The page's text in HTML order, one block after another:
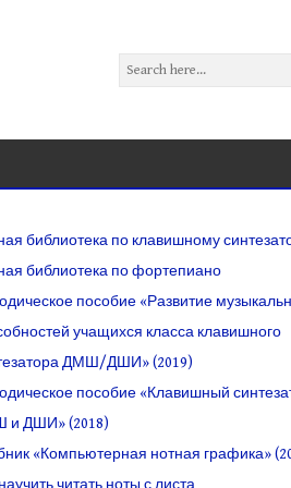
библиотека по клавишному
библиотека по фортепиано
пособие «Развитие
учащихся класса клавишного
ДМШ/ДШИ» (2019)
пособие «Клавишный
и ДШИ» (2018)
«Компьютерная нотная графика»